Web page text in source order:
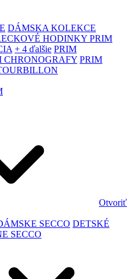
DÁMSKA KOLEKCE
HODINKY PRIM
+ 4 ďalšie PRIM
CHRONOGRAFY PRIM
Otvoriť
SECCO DETSKÉ
SECCO